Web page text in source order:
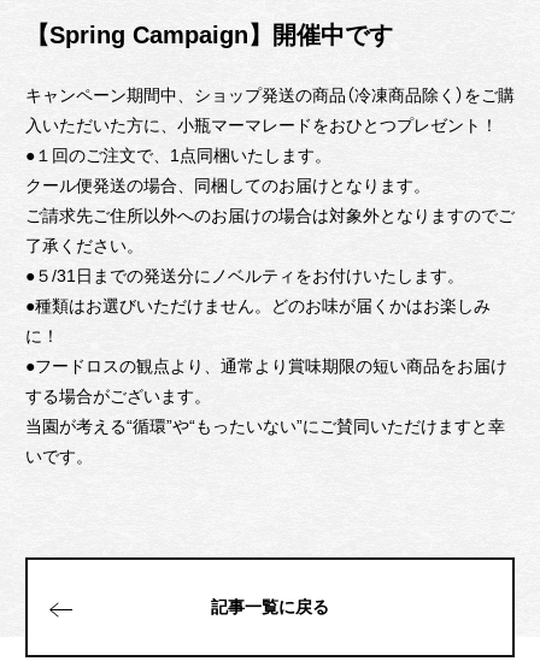
【Spring Campaign】開催中です
キャンペーン期間中、ショップ発送の商品（冷凍商品除く）をご購
入いただいた方に、小瓶マーマレードをおひとつプレゼント！
●１回のご注文で、1点同梱いたします。
クール便発送の場合、同梱してのお届けとなります。
ご請求先ご住所以外へのお届けの場合は対象外となりますのでご
了承ください。
●５/31日までの発送分にノベルティをお付けいたします。
●種類はお選びいただけません。どのお味が届くかはお楽しみ
に！
●フードロスの観点より、通常より賞味期限の短い商品をお届け
する場合がございます。
当園が考える“循環”や“もったいない”にご賛同いただけますと幸
いです。
記事一覧に戻る